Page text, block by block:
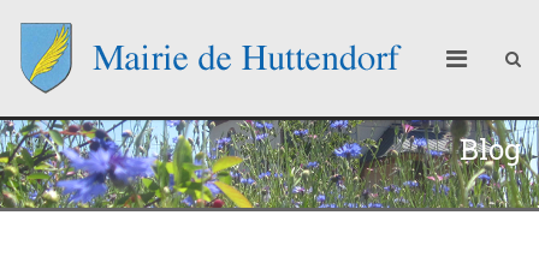
Blog